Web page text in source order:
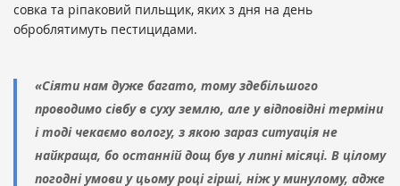
совка та ріпаковий пильщик, яких з дня на день
оброблятимуть пестицидами.
«Сіяти нам дуже багато, тому здебільшого
проводимо сівбу в суху землю, але у відповідні терміни
і тоді чекаємо вологу, з якою зараз ситуація не
найкраща, бо останній дощ був у липні місяці. В цілому
погодні умови у цьому році гірші, ніж у минулому, адже